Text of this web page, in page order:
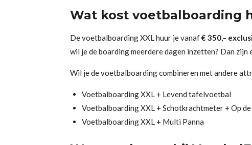
Wat kost voetbalboarding
De voetbalboarding XXL huur je vanaf€ 350,–
wil je de boarding meerdere dagen inzetten? Dan
Wil je de voetbalboarding combineren met andere
Voetbalboarding XXL + Levend tafelvoetbal
Voetbalboarding XXL + Schotkrachtmeter + Op
Voetbalboarding XXL + Multi Panna